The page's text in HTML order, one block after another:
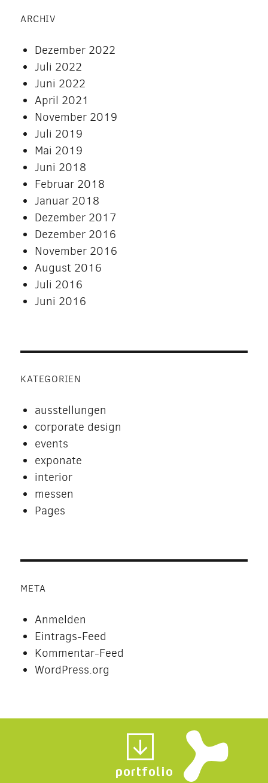
ARCHIV
Dezember 2022
Juli 2022
Juni 2022
April 2021
November 2019
Juli 2019
Mai 2019
Juni 2018
Februar 2018
Januar 2018
Dezember 2017
Dezember 2016
November 2016
August 2016
Juli 2016
Juni 2016
KATEGORIEN
ausstellungen
corporate design
events
exponate
interior
messen
Pages
META
Anmelden
Eintrags-Feed
Kommentar-Feed
WordPress.org
portfolio